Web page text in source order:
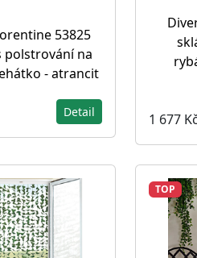
53825
polstrování na
- atrancit
Detail 1 677 Kč
TOP